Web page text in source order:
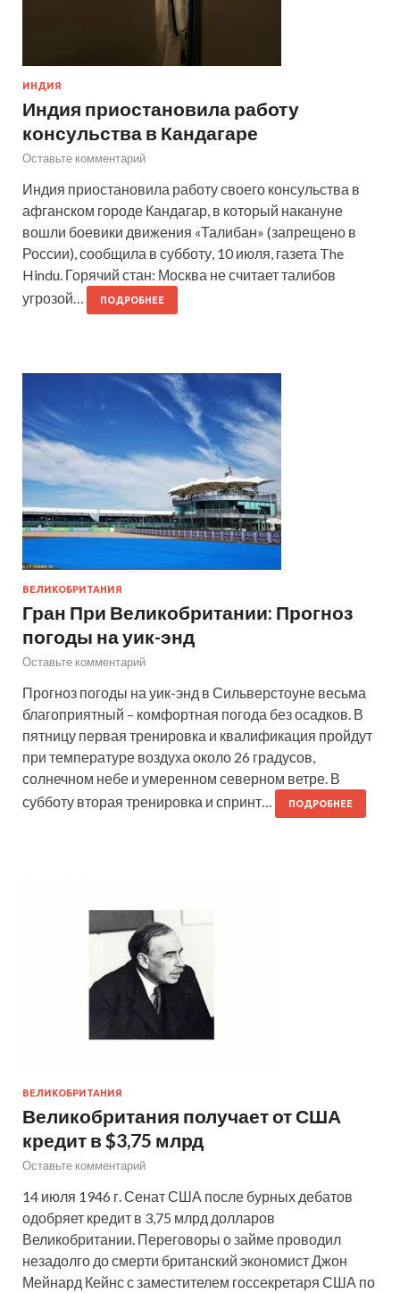
ИНДИЯ
Индия приостановила работу
консульства в Кандагаре
Оставьте комментарий
Индия приостановила работу своего консульства в
афганском городе Кандагар, в который накануне
вошли боевики движения «Талибан» (запрещено в
России), сообщила в субботу, 10 июля, газета The
Hindu. Горячий стан: Москва не считает талибов
угрозой…
ПОДРОБНЕЕ
ВЕЛИКОБРИТАНИЯ
Гран При Великобритании: Прогноз
погоды на уик-энд
Оставьте комментарий
Прогноз погоды на уик-энд в Сильверстоуне весьма
благоприятный – комфортная погода без осадков. В
пятницу первая тренировка и квалификация пройдут
при температуре воздуха около 26 градусов,
солнечном небе и умеренном северном ветре. В
субботу вторая тренировка и спринт…
ПОДРОБНЕЕ
ВЕЛИКОБРИТАНИЯ
Великобритания получает от США
кредит в $3,75 млрд
Оставьте комментарий
14 июля 1946 г. Сенат США после бурных дебатов
одобряет кредит в 3,75 млрд долларов
Великобритании. Переговоры о займе проводил
незадолго до смерти британский экономист Джон
Мейнард Кейнс с заместителем госсекретаря США по